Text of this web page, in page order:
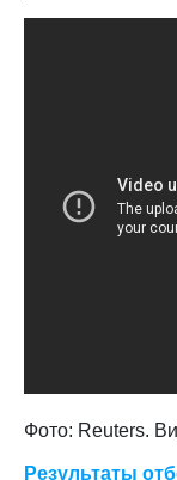
Фото: Reuters.
Результаты